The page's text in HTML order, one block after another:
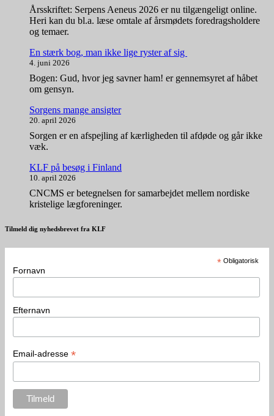
Årsskriftet: Serpens Aeneus 2026 er nu tilgængeligt online.
Heri kan du bl.a. læse omtale af årsmødets foredragsholdere
og temaer.
En stærk bog, man ikke lige ryster af sig
4. juni 2026
Bogen: Gud, hvor jeg savner ham! er gennemsyret af håbet
om gensyn.
Sorgens mange ansigter
20. april 2026
Sorgen er en afspejling af kærligheden til afdøde og går ikke
væk.
KLF på besøg i Finland
10. april 2026
CNCMS er betegnelsen for samarbejdet mellem nordiske
kristelige lægforeninger.
Tilmeld dig nyhedsbrevet fra KLF
* Obligatorisk
Fornavn
Efternavn
Email-adresse *